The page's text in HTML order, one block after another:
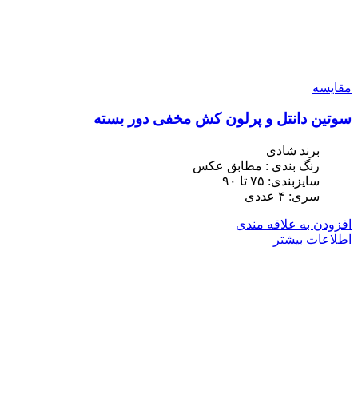
مقایسه
سوتین دانتل و پرلون کش مخفی دور بسته
برند شادی
رنگ بندی : مطابق عکس
سایزبندی: ٧۵ تا ٩٠
سری: ۴ عددی
افزودن به علاقه مندی
اطلاعات بیشتر